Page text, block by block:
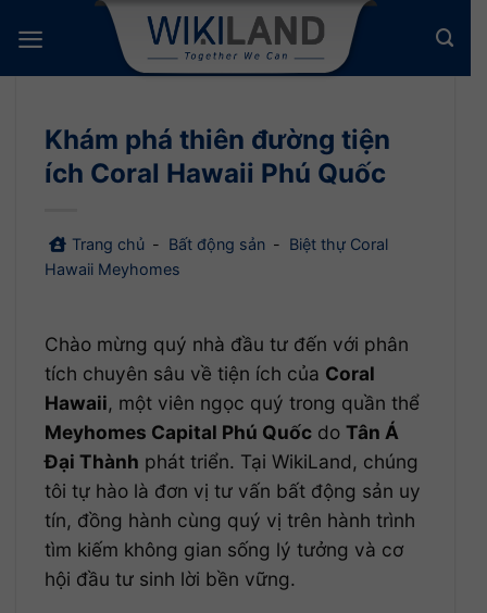
qua
nội
Khám phá thiên đường tiện
ích Coral Hawaii Phú Quốc
Trang chủ - Bất động sản - Biệt thự Coral
Hawaii Meyhomes
Chào mừng quý nhà đầu tư đến với phân
tích chuyên sâu về tiện ích của Coral
Hawaii, một viên ngọc quý trong quần thể
Meyhomes Capital Phú Quốcdo Tân Á
Đại Thành phát triển. Tại WikiLand, chúng
tôi tự hào là đơn vị tư vấn bất động sản uy
tín, đồng hành cùng quý vị trên hành trình
tìm kiếm không gian sống lý tưởng và cơ
hội đầu tư sinh lời bền vững.